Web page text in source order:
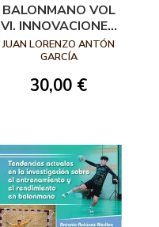
BALONMANO VOL
VI. INNOVACIONES
Y
CONTRIBUCIONES
EVOLUCIÓN DEL
JUAN LORENZO ANTÓN
GARCÍA
30,00 €